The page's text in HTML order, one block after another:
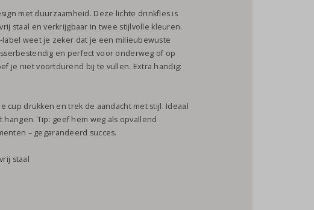
met duurzaamheid. Deze lichte drinkfles is
staal en verkrijgbaar in twee stijlvolle kleuren.
weet je zeker dat je een milieubewuste
en perfect voor onderweg of op
je niet voortdurend bij te vullen. Extra handig:
cup drukken en trek de aandacht met stijl. Ideaal
Tip: geef hem weg als opvallend
– gegarandeerd succes.
staal